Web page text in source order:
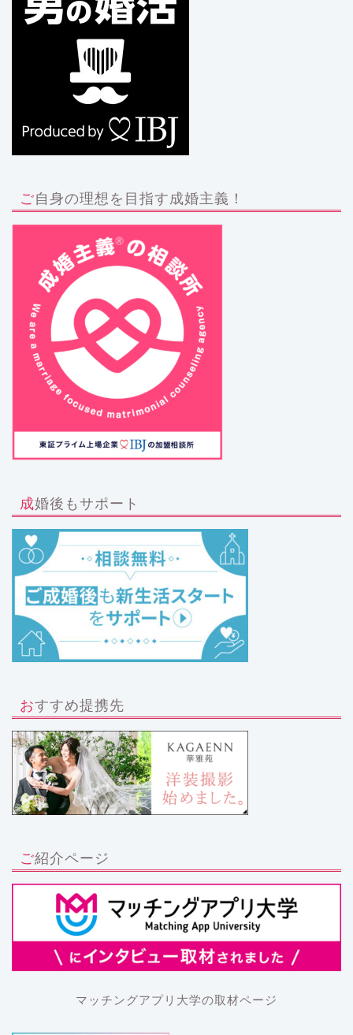
ご自身の理想を目指す成婚主義！
成婚後もサポート
おすすめ提携先
ご紹介ページ
マッチングアプリ大学の取材ページ